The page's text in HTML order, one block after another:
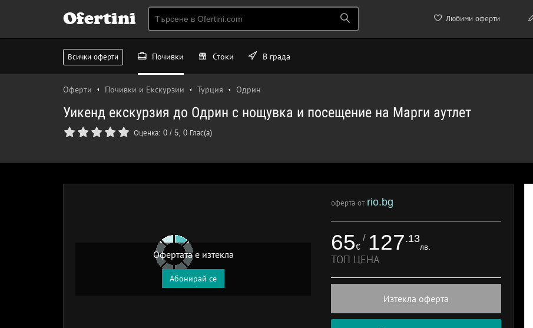
Любими оферти
Ofertini
Всички оферти Почивки Стоки В града
Оферти Почивки и Екскурзии Турция Одрин
Уикенд екскурзия до Одрин с нощувка и посещение на Марги аутлет
Оценка: 0 / 5, 0 Глас(а)
Офертата е изтекла
Абонирай се
оферта от rio.bg
65€
/ 127.13
лв.
ТОП ЦЕНА
Изтекла оферта